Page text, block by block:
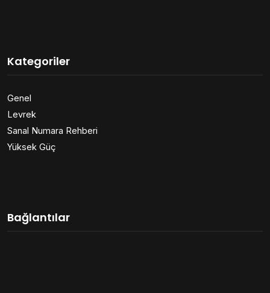
Kategoriler
Genel
Levrek
Sanal Numara Rehberi
Yüksek Güç
Bağlantılar